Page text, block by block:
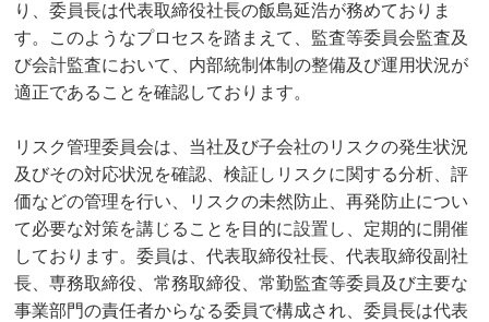
り、委員長は代表取締役社長の飯島延浩が務めておりま
す。このようなプロセスを踏まえて、監査等委員会監査及
び会計監査において、内部統制体制の整備及び運用状況が
適正であることを確認しております。
リスク管理委員会は、当社及び子会社のリスクの発生状況
及びその対応状況を確認、検証しリスクに関する分析、評
価などの管理を行い、リスクの未然防止、再発防止につい
て必要な対策を講じることを目的に設置し、定期的に開催
しております。委員は、代表取締役社長、代表取締役副社
長、専務取締役、常務取締役、常勤監査等委員及び主要な
事業部門の責任者からなる委員で構成され、委員長は代表